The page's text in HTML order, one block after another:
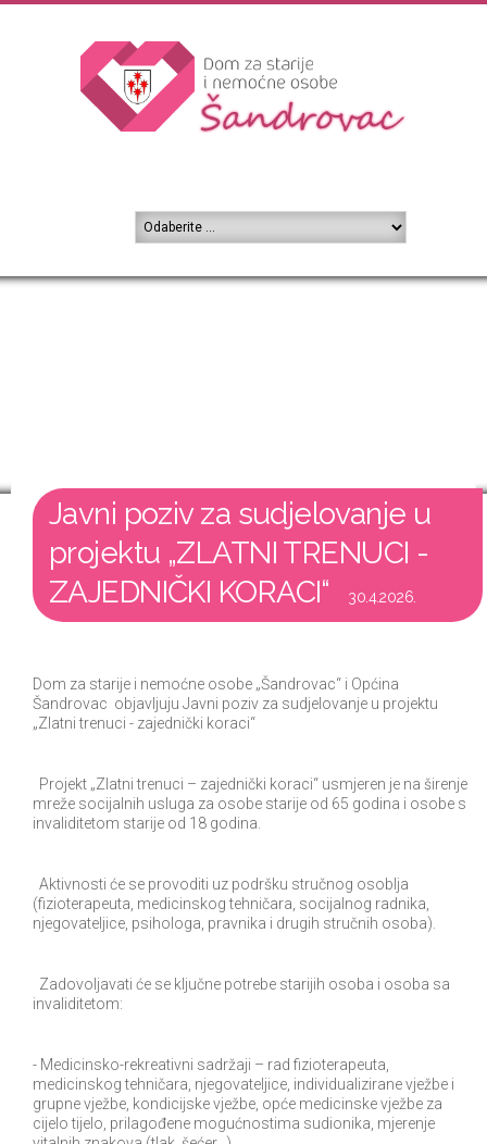
Javni poziv za sudjelovanje u
projektu „ZLATNI TRENUCI -
ZAJEDNIČKI KORACI“
30.4.2026.
Dom za starije i nemoćne osobe „Šandrovac“ i Općina
Šandrovac objavljuju Javni poziv za sudjelovanje u projektu
„Zlatni trenuci - zajednički koraci“
Projekt „Zlatni trenuci – zajednički koraci“ usmjeren je na širenje
mreže socijalnih usluga za osobe starije od 65 godina i osobe s
invaliditetom starije od 18 godina.
Aktivnosti će se provoditi uz podršku stručnog osoblja
(fizioterapeuta, medicinskog tehničara, socijalnog radnika,
njegovateljice, psihologa, pravnika i drugih stručnih osoba).
Zadovoljavati će se ključne potrebe starijih osoba i osoba sa
invaliditetom:
- Medicinsko-rekreativni sadržaji – rad fizioterapeuta,
medicinskog tehničara, njegovateljice, individualizirane vježbe i
grupne vježbe, kondicijske vježbe, opće medicinske vježbe za
cijelo tijelo, prilagođene mogućnostima sudionika, mjerenje